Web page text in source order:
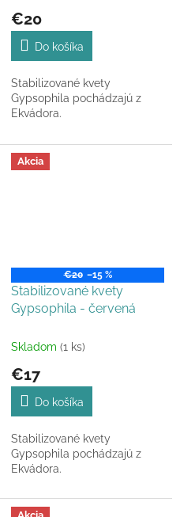
€20
Do košíka
Stabilizované kvety
Gypsophila pochádzajú z
Ekvádora.
Akcia
€20 –15 %
Stabilizované kvety
Gypsophila - červená
Skladom (1 ks)
€17
Do košíka
Stabilizované kvety
Gypsophila pochádzajú z
Ekvádora.